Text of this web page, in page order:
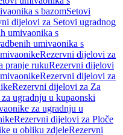
s bazomSetovi
dijelovi za Setovi ugradnog
umivaonika s
umivaonika s
Rezervni dijelovi za
pranje rukuRezervni dijelovi
Rezervni dijelovi za
Rezervni dijelovi za Za
ugradnju u kupaonski
za ugradnju u
Rezervni dijelovi za Ploče
u obliku zdjeleRezervni